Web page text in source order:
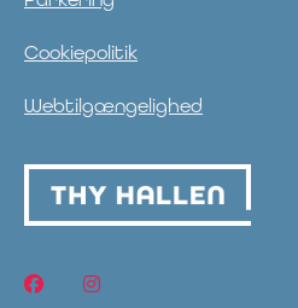
Cookiepolitik
Webtilgængelighed